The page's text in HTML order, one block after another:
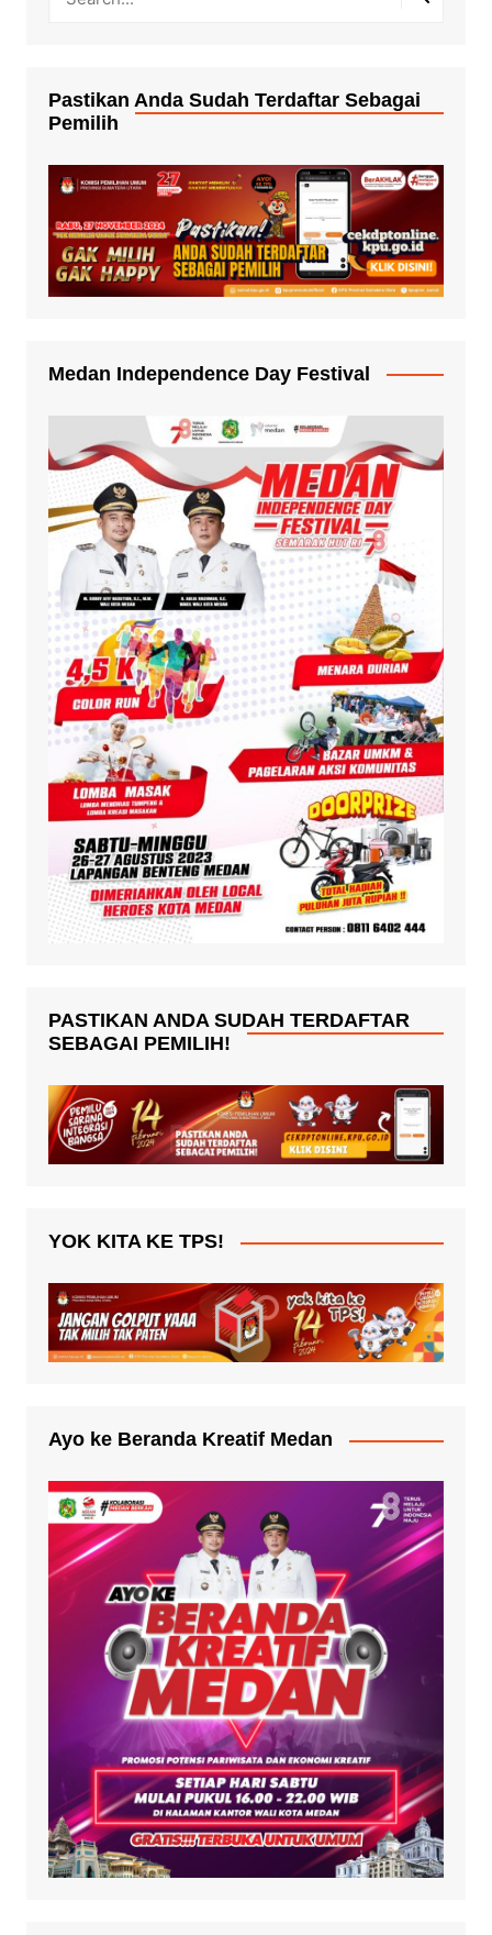
Pastikan Anda Sudah Terdaftar Sebagai
Pemilih
Medan Independence Day Festival
PASTIKAN ANDA SUDAH TERDAFTAR
SEBAGAI PEMILIH!
YOK KITA KE TPS!
Ayo ke Beranda Kreatif Medan